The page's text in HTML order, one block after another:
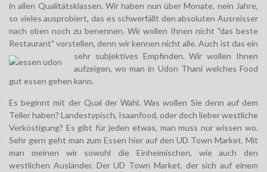
in allen Qualitätsklassen. Wir haben nun über Monate, nein Jahre,
so vieles ausprobiert, das es schwerfällt den absoluten Ausreisser
nach oben noch zu benennen. Wir wollen Ihnen nicht "das beste
Restaurant" vorstellen, denn wir kennen nicht alle. Auch ist das ein
sehr subjektives Empfinden. Wir wollen Ihnen
aufzeigen, wo man in Udon Thani welches Food
gut essen gehen kann.
Es beginnt mit der Qual der Wahl. Was wollen Sie denn auf dem
Teller haben? Landestypisch, Isaanfood, oder doch lieber westliche
Verköstigung? Es gibt für jeden etwas, man muss nur wissen wo.
Sehr gern geht man zum Essen hier auf den UD Town Market. Mit
man meinen wir sowohl die Einheimischen, wie auch den
westlichen Ausländer. Der UD Town Market, der sich auf einem